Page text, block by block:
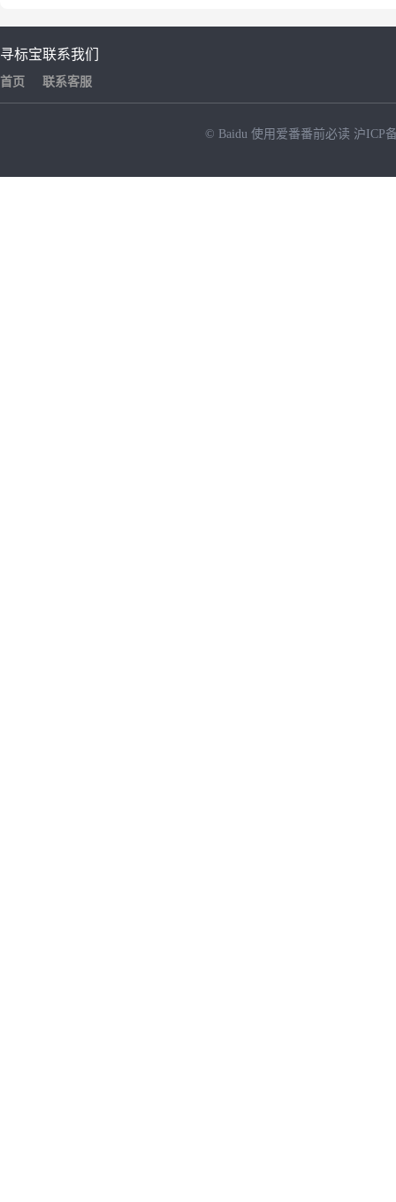
寻标宝
首页
联系我们
联系客服
© Baidu 使用爱番番前必读 沪ICP